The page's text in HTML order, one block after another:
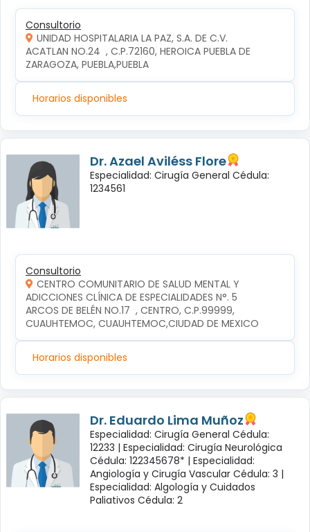
Consultorio
UNIDAD HOSPITALARIA LA PAZ, S.A. DE C.V.
ACATLAN NO.24  , C.P.72160, HEROICA PUEBLA DE
ZARAGOZA, PUEBLA,PUEBLA
Horarios disponibles
Dr. Azael Aviléss Flore
Especialidad: Cirugía General Cédula:
1234561
Consultorio
CENTRO COMUNITARIO DE SALUD MENTAL Y
ADICCIONES CLÍNICA DE ESPECIALIDADES N°. 5
ARCOS DE BELÉN NO.17  , CENTRO, C.P.99999,
CUAUHTEMOC, CUAUHTEMOC,CIUDAD DE MEXICO
Horarios disponibles
Dr. Eduardo Lima Muñoz
Especialidad: Cirugía General Cédula:
12233 | Especialidad: Cirugía Neurológica
Cédula: 122345678* | Especialidad:
Angiología y Cirugía Vascular Cédula: 3 |
Especialidad: Algología y Cuidados
Paliativos Cédula: 2